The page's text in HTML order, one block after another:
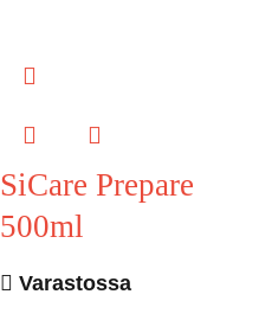
SiCare Prepare
500ml
Varastossa